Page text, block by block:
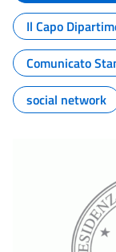
Il Capo
Comunicato
social network